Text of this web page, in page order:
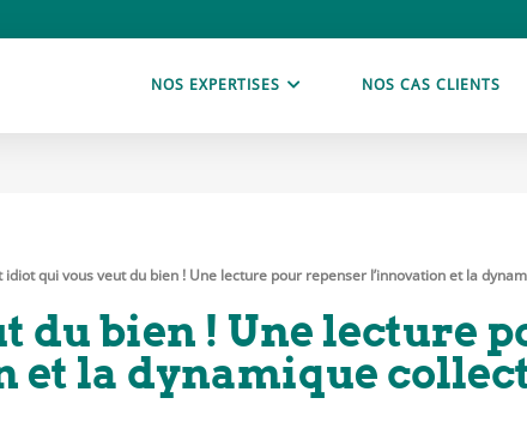
NOS EXPERTISES NOS CAS CLIENTS
idiot qui vous veut du bien ! Une lecture pour repenser l’innovation et la
du bien ! Une lecture
et la dynamique